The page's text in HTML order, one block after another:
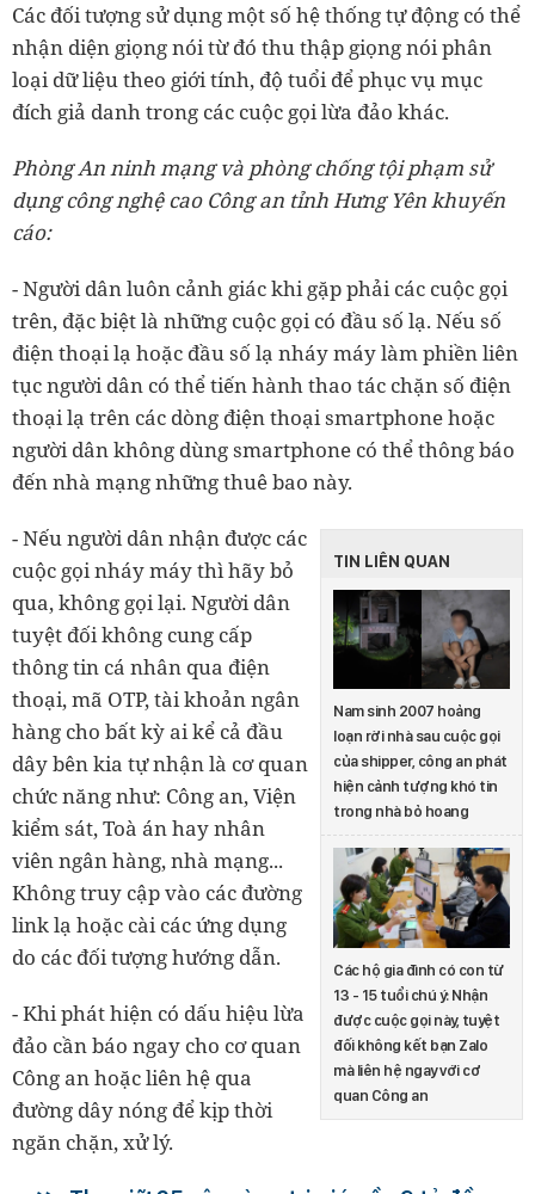
Các đối tượng sử dụng một số hệ thống tự động có thể
nhận diện giọng nói từ đó thu thập giọng nói phân
loại dữ liệu theo giới tính, độ tuổi để phục vụ mục
đích giả danh trong các cuộc gọi lừa đảo khác.
Phòng An ninh mạng và phòng chống tội phạm sử
dụng công nghệ cao Công an tỉnh Hưng Yên khuyến
cáo:
- Người dân luôn cảnh giác khi gặp phải các cuộc gọi
trên, đặc biệt là những cuộc gọi có đầu số lạ. Nếu số
điện thoại lạ hoặc đầu số lạ nháy máy làm phiền liên
tục người dân có thể tiến hành thao tác chặn số điện
thoại lạ trên các dòng điện thoại smartphone hoặc
người dân không dùng smartphone có thể thông báo
đến nhà mạng những thuê bao này.
TIN LIÊN QUAN
Nam sinh 2007 hoảng
loạn rời nhà sau cuộc gọi
của shipper, công an phát
hiện cảnh tượng khó tin
trong nhà bỏ hoang
Các hộ gia đình có con từ
13 - 15 tuổi chú ý: Nhận
được cuộc gọi này, tuyệt
đối không kết bạn Zalo
mà liên hệ ngay với cơ
quan Công an
- Nếu người dân nhận được các
cuộc gọi nháy máy thì hãy bỏ
qua, không gọi lại. Người dân
tuyệt đối không cung cấp
thông tin cá nhân qua điện
thoại, mã OTP, tài khoản ngân
hàng cho bất kỳ ai kể cả đầu
dây bên kia tự nhận là cơ quan
chức năng như: Công an, Viện
kiểm sát, Toà án hay nhân
viên ngân hàng, nhà mạng...
Không truy cập vào các đường
link lạ hoặc cài các ứng dụng
do các đối tượng hướng dẫn.
- Khi phát hiện có dấu hiệu lừa
đảo cần báo ngay cho cơ quan
Công an hoặc liên hệ qua
đường dây nóng để kịp thời
ngăn chặn, xử lý.